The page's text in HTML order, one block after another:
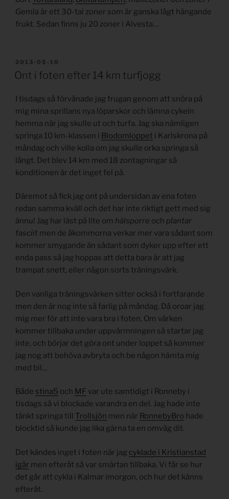
Gemla är ett 30-tal zoner som är ganska lågt hängande
frukt. Sedan finns ju 20 zoner i Alvesta…
PUBLICERAT
2013-05-10
Ont i foten efter 14 km turfjogg
I tisdags så förvånade jag frugan genom att snöra på
mig mina sprillans nya löparskor och lämna cykeln
hemma när jag skulle ut och turfa. Jag ska nämligen
springa 10 km-klassen i Blodomloppet i Karlskrona på
måndag och ville kolla om jag skulle orka springa så
långt. Det blev 14 km med 18 zontagningar så
konditionen är det inget fel på.
Däremot så fick jag ont på undersidan av ena foten
redan samma kväll och det har inte riktigt gett med sig
ännu! Jag har läst på lite om hälsporre och plantar
fasciit men de åkommorna verkar mer vara sådant som
kommer smygande än sådant som dyker upp efter ett
enda pass så jag hoppas att detta bara är att jag
trampat snett, eller någon sorts träningsvärk.
Den vanliga träningsvärken sitter också i fortfarande
men den är nog inte så farlig på måndag. Då oroar jag
mig mer för att inte vara bra i foten. Om värken
kommer tillbaka under uppvärmningen så startar jag
inte, och börjar det göra ont under loppet så kommer
jag nog att behöva avbryta och be någon hämta mig
med bil…
Både stina5 och MF var ute samtidigt i Ronneby i
tisdags så vi blockade varandra en del. Jag hade inte
tänkt springa till Trollsjön men när RonnebyBro hade
blocktid så kunde jag lika gärna ta en omväg dit.
Det kändes inget i foten när jag cyklade i Kristianstad
igår men efteråt så var smärtan tillbaka. Vi får se hur
det går att cykla i Kalmar imorgon, och hur det känns
efteråt.